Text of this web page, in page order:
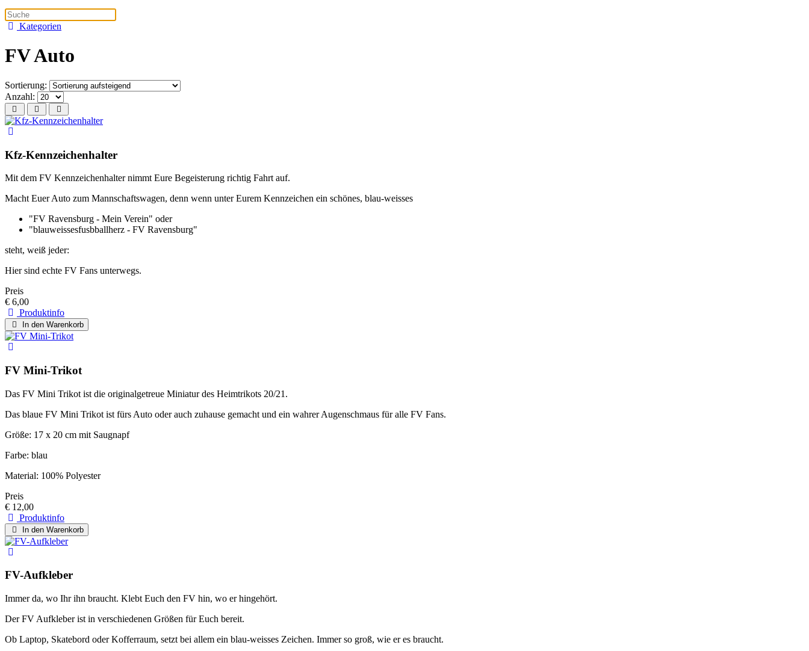
Kategorien
FV Auto
Sortierung:
Anzahl:
Kfz-Kennzeichenhalter
Mit dem FV Kennzeichenhalter nimmt Eure Begeisterung richtig Fahrt auf.
Macht Euer Auto zum Mannschaftswagen, denn wenn unter Eurem Kennzeichen ein schönes, blau-weisses
"FV Ravensburg - Mein Verein" oder
"blauweissesfusbballherz - FV Ravensburg"
steht, weiß jeder:
Hier sind echte FV Fans unterwegs.
Preis
€ 6,00
Produktinfo
In den Warenkorb
FV Mini-Trikot
Das FV Mini Trikot ist die originalgetreue Miniatur des Heimtrikots 20/21.
Das blaue FV Mini Trikot ist fürs Auto oder auch zuhause gemacht und ein wahrer Augenschmaus für alle FV Fans.
Größe: 17 x 20 cm mit Saugnapf
Farbe: blau
Material: 100% Polyester
Preis
€ 12,00
Produktinfo
In den Warenkorb
FV-Aufkleber
Immer da, wo Ihr ihn braucht. Klebt Euch den FV hin, wo er hingehört.
Der FV Aufkleber ist in verschiedenen Größen für Euch bereit.
Ob Laptop, Skatebord oder Kofferraum, setzt bei allem ein blau-weisses Zeichen. Immer so groß, wie er es braucht.